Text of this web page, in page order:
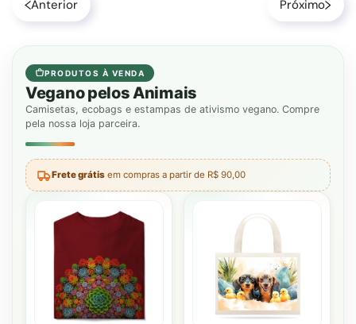
Anterior Próximo
PRODUTOS À VENDA
Vegano pelos Animais
Camisetas, ecobags e estampas de ativismo vegano. Compre
pela nossa loja parceira.
Frete grátis em compras a partir de R$ 90,00